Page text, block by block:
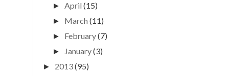
►April(15)
► March(11)
► February(7)
►January(3)
► 2013(95)